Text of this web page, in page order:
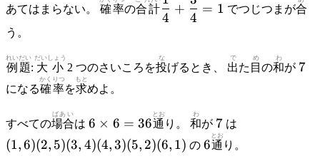
あてはまらない。 確率の合計
{4} +
{4} = 1
4
+
4
= 1 でつじつまが合
う。
例題
れいだい
: 大小
だいしょう
2 つのさいころを投
な
げるとき、 出
で
た 目
め
の和
わ
が 7
7
になる確率
かくりつ
を求
もと
めよ。
すべての場合
ばあい
は 6
\times
6 =
6 × 6 = 36通
とお
り。和
わ
が 7
7 は
(1,6)(2, 5)(3, 4)(4,3)(5, 2)(6, 1) の6
6通
とお
り。